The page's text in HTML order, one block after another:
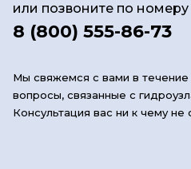
или позвоните по номеру
8 (800) 555-86-73
Мы свяжемся с вами в течение
вопросы, связанные с
Консультация вас ни к чему не